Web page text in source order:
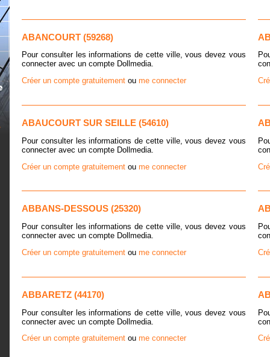
ABANCOURT (59268)
Pour consulter les informations de cette ville, vous devez vous
connecter avec un compte Dollmedia.
Créer un compte gratuitement ou me connecter
ABAUCOURT SUR SEILLE (54610)
Pour consulter les informations de cette ville, vous devez vous
connecter avec un compte Dollmedia.
Créer un compte gratuitement ou me connecter
ABBANS-DESSOUS (25320)
Pour consulter les informations de cette ville, vous devez vous
connecter avec un compte Dollmedia.
Créer un compte gratuitement ou me connecter
ABBARETZ (44170)
Pour consulter les informations de cette ville, vous devez vous
connecter avec un compte Dollmedia.
Créer un compte gratuitement ou me connecter